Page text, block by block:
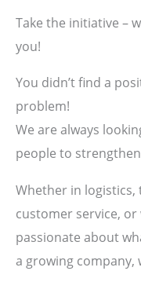
Take the initiative –
you!
You didn’t find a
problem!
We are always
people to
Whether in
customer service, or
passionate about
a growing company,